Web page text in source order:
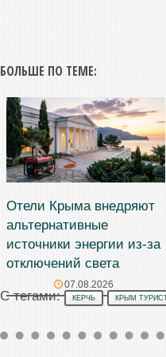
БОЛЬШЕ ПО ТЕМЕ:
Отели Крыма внедряют
альтернативные
источники энергии из-за
отключений света
07.08.2026
С тегами: КЕРЧЬ КРЫМ